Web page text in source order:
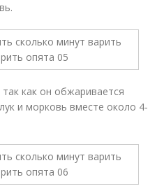
как он обжаривается
и морковь вместе около 4-